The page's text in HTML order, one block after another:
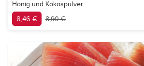
Honig und Kokospulver
8,46 € 8,90 €